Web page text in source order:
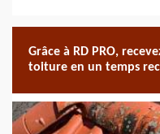
Grâce à RD PRO,
toiture en un temps